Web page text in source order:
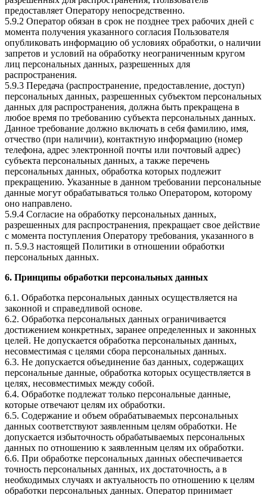
предоставляет Оператору непосредственно.
5.9.2 Оператор обязан в срок не позднее трех рабочих дней с
момента получения указанного согласия Пользователя
опубликовать информацию об условиях обработки, о наличии
запретов и условий на обработку неограниченным кругом
лиц персональных данных, разрешенных для
распространения.
5.9.3 Передача (распространение, предоставление, доступ)
персональных данных, разрешенных субъектом персональных
данных для распространения, должна быть прекращена в
любое время по требованию субъекта персональных данных.
Данное требование должно включать в себя фамилию, имя,
отчество (при наличии), контактную информацию (номер
телефона, адрес электронной почты или почтовый адрес)
субъекта персональных данных, а также перечень
персональных данных, обработка которых подлежит
прекращению. Указанные в данном требовании персональные
данные могут обрабатываться только Оператором, которому
оно направлено.
5.9.4 Согласие на обработку персональных данных,
разрешенных для распространения, прекращает свое действие
с момента поступления Оператору требования, указанного в
п. 5.9.3 настоящей Политики в отношении обработки
персональных данных.
6. Принципы обработки персональных данных
6.1. Обработка персональных данных осуществляется на
законной и справедливой основе.
6.2. Обработка персональных данных ограничивается
достижением конкретных, заранее определенных и законных
целей. Не допускается обработка персональных данных,
несовместимая с целями сбора персональных данных.
6.3. Не допускается объединение баз данных, содержащих
персональные данные, обработка которых осуществляется в
целях, несовместимых между собой.
6.4. Обработке подлежат только персональные данные,
которые отвечают целям их обработки.
6.5. Содержание и объем обрабатываемых персональных
данных соответствуют заявленным целям обработки. Не
допускается избыточность обрабатываемых персональных
данных по отношению к заявленным целям их обработки.
6.6. При обработке персональных данных обеспечивается
точность персональных данных, их достаточность, а в
необходимых случаях и актуальность по отношению к целям
обработки персональных данных. Оператор принимает